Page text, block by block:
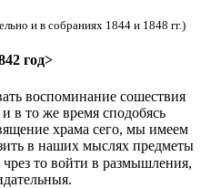
и в собраниях 1844 и 1848 гг.)
год>
воспоминание сошествия
в то же время сподобясь
храма сего, мы имеем
в наших мыслях предметы
чрез то войти в размышления,